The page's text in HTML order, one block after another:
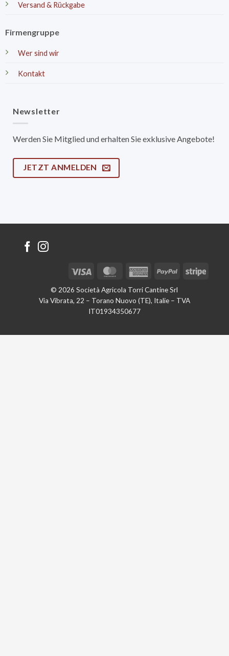
Versand & Rückgabe
Firmengruppe
Wer sind wir
Kontakt
Newsletter
Werden Sie Mitglied und erhalten Sie exklusive Angebote!
JETZT ANMELDEN
© 2026 Società Agricola Torri Cantine Srl
Via Vibrata, 22 – Torano Nuovo (TE), Italie – TVA
IT01934350677
Visa MasterCardAmericanPayPal Stripe